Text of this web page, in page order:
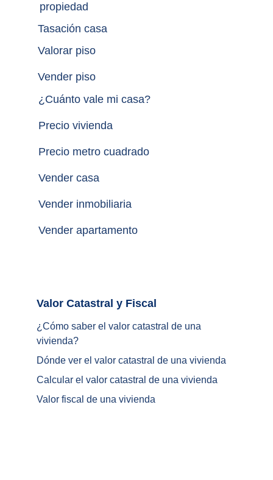
¿ Cómo saber el valor catastral de una
vivienda?
Dónde ver el valor catastral de una vivienda
Calcular el valor catastral de una vivienda
Valor fiscal de una vivienda
propiedad
Tasación casa
Valorar piso
¿Cuánto vale mi casa?
Precio vivienda
Precio metro cuadrado
Vender casa
Vender inmobiliaria
Vender apartamento
Vender piso